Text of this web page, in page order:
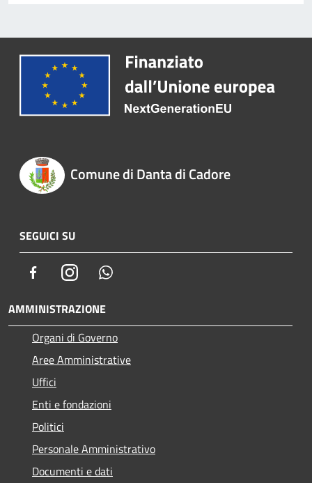
Comune di Danta di Cadore
SEGUICI SU
FacebookInstagram
AMMINISTRAZIONE
Organi di Governo
Aree Amministrative
Uffici
Enti e fondazioni
Politici
Personale Amministrativo
Documenti e dati